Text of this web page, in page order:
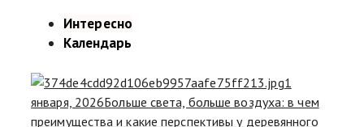
Интересно
Календарь
1
января, 2026Больше света, больше воздуха: в чем
преимущества и какие перспективы у деревянного